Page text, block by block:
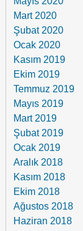
Mart 2020
Şubat 2020
Ocak 2020
Kasım 2019
Ekim 2019
Temmuz 2019
Mayıs 2019
Mart 2019
Şubat 2019
Ocak 2019
Aralık 2018
Kasım 2018
Ekim 2018
Ağustos 2018
Haziran 2018